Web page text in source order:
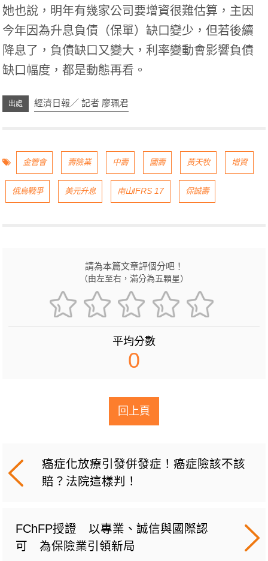
她也說，明年有幾家公司要增資很難估算，主因
今年因為升息負債（保單）缺口變少，但若後續
降息了，負債缺口又變大，利率變動會影響負債
缺口幅度，都是動態再看。
經濟日報／ 記者 廖珮君
金管會 壽險業 中壽 國壽 黃天牧 增資
俄烏戰爭 美元升息 南山IFRS 17 保誠壽
請為本篇文章評個分吧！
（由左至右，滿分為五顆星）
平均分數
0
回上頁
癌症化放療引發併發症！癌症險該不該
賠？法院這樣判！
FChFP授證 以專業、誠信與國際認
可 為保險業引領新局